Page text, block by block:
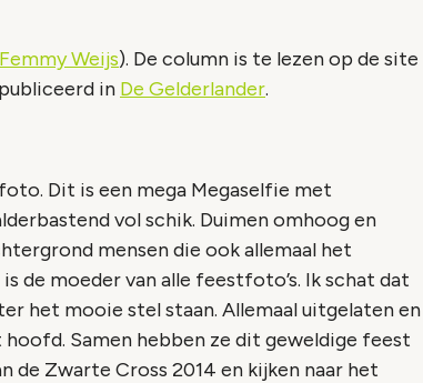
Femmy Weijs). De column is te lezen op de site
in De Gelderlander.
Dit is een mega Megaselfie met
vol schik. Duimen omhoog en
mensen die ook allemaal het
de moeder van alle feestfoto’s. Ik schat dat
het mooie stel staan. Allemaal uitgelaten en
Samen hebben ze dit geweldige feest
de Zwarte Cross 2014 en kijken naar het